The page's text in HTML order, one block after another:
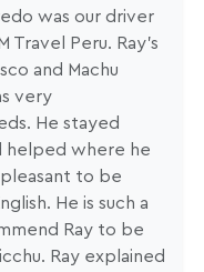
was our driver
Travel Peru. Ray's
and Machu
very
He stayed
helped where he
pleasant to be
He is such a
Ray to be
Ray explained